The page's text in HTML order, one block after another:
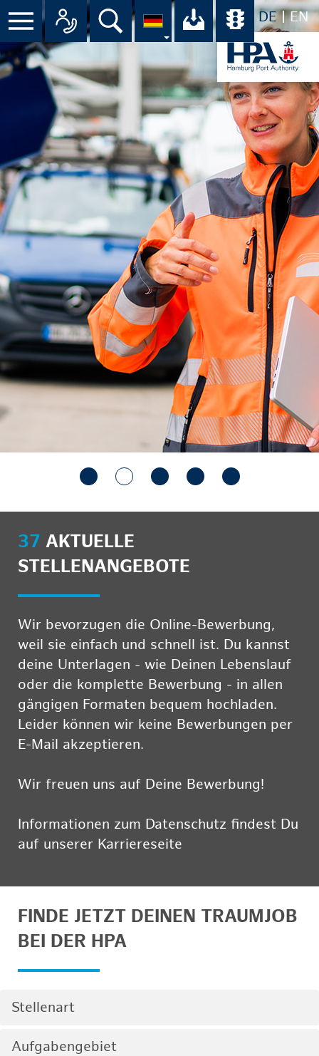
DE EN
Menü Alle Ansprechpartner im
Suche Ihr Download-
37 AKTUELLE
STELLENANGEBOTE
Wir bevorzugen die Online-Bewerbung,
weil sie einfach und schnell ist. Du kannst
deine Unterlagen - wie Deinen Lebenslauf
oder die komplette Bewerbung - in allen
gängigen Formaten bequem hochladen.
Leider können wir keine Bewerbungen per
E-Mail akzeptieren.
Wir freuen uns auf Deine Bewerbung!
Informationen zum Datenschutz findest Du
auf unserer Karriereseite
FINDE JETZT DEINEN TRAUMJOB
BEI DER HPA
Stellenart
Aufgabengebiet